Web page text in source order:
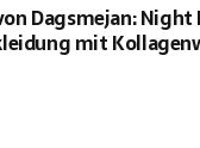
Dagsmejan: Night
mit